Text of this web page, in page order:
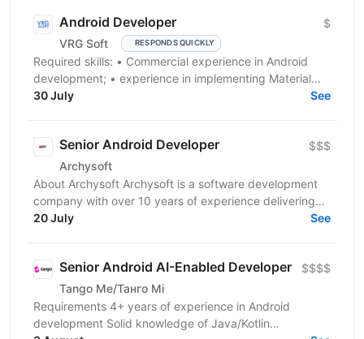
Android Developer
VRG Soft RESPONDS QUICKLY
$
Required skills: • Сommercial experience in Android
development; • experience in implementing Material
Design and well designed UI; • advanced knowledge...
30 July See
Senior Android Developer
Archysoft
$$$
About Archysoft Archysoft is a software development
company with over 10 years of experience delivering
solutions to clients across the United States and...
20 July See
Senior Android AI-Enabled Developer
Tango Me/Танго Мі
$$$$
Requirements 4+ years of experience in Android
development Solid knowledge of Java/Kotlin